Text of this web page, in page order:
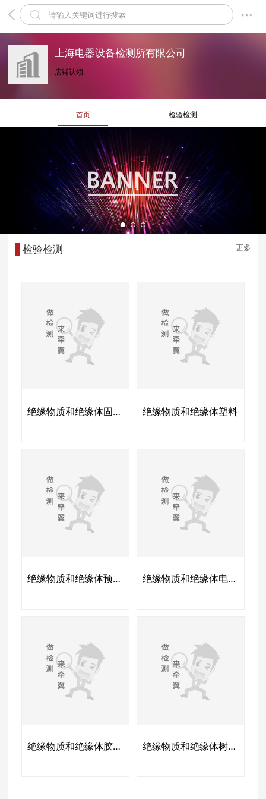
上海电器设备检测所有限公司
店铺认领
首页 检验检测
检验检测 更多
绝缘物质和绝缘体固体绝缘材料 绝缘物质和绝缘体塑料
绝缘物质和绝缘体预浸料 绝缘物质和绝缘体电机用槽锲
绝缘物质和绝缘体胶黏剂 绝缘物质和绝缘体树脂浸渍玻璃纤维网格